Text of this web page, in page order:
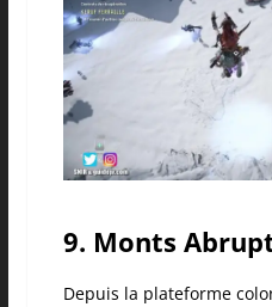
9. Monts
Depuis la plateforme